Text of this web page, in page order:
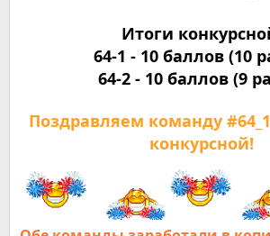
Итоги
64-1 - 10 баллов (10
64-2 - 10 баллов (9
Поздравляем команду
конкурсной!